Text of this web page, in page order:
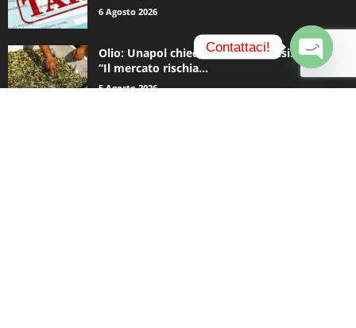
6 Agosto 2026
Olio: Unapol chiede lo stato di crisi. Loiodice:
“Il mercato rischia...
5 Agosto 2026
Contattaci!
O